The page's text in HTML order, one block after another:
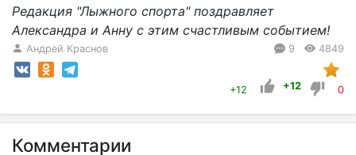
Редакция "Лыжного спорта" поздравляет
Александра и Анну с этим счастливым событием!
Андрей Краснов 9 4849
+12 +12 0
Комментарии